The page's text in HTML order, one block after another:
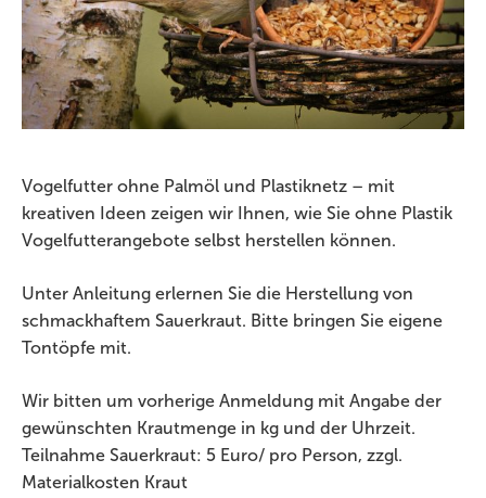
Vogelfutter ohne Palmöl und Plastiknetz – mit
kreativen Ideen zeigen wir Ihnen, wie Sie ohne Plastik
Vogelfutterangebote selbst herstellen können.
Unter Anleitung erlernen Sie die Herstellung von
schmackhaftem Sauerkraut. Bitte bringen Sie eigene
Tontöpfe mit.
Wir bitten um vorherige Anmeldung mit Angabe der
gewünschten Krautmenge in kg und der Uhrzeit.
Teilnahme Sauerkraut: 5 Euro/ pro Person, zzgl.
Materialkosten Kraut